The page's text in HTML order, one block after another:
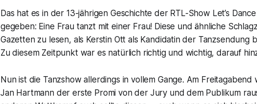
Das hat es in der 13-jährigen Geschichte der RTL-Show Let’s Dance
gegeben: Eine Frau tanzt mit einer Frau! Diese und ähnliche
Gazetten zu lesen, als Kerstin Ott als Kandidatin der Tanzsendung
Zu diesem Zeitpunkt war es natürlich richtig und wichtig, darauf
Nun ist die Tanzshow allerdings in vollem Gange. Am
Jan Hartmann der erste Promi von der Jury und dem Publikum